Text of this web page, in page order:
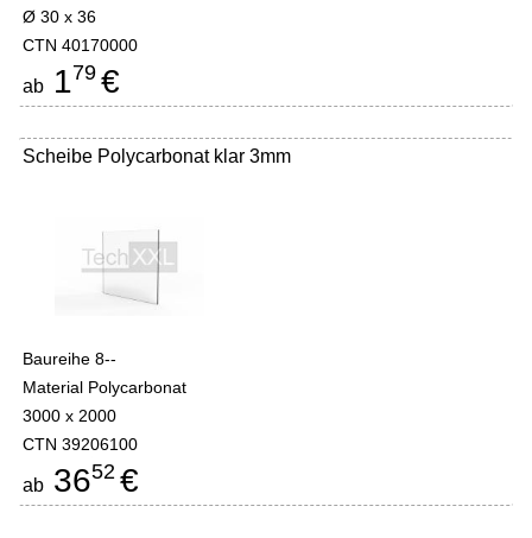
Ø 30 x 36
CTN 40170000
ab 179 €
Scheibe Polycarbonat klar 3mm
Baureihe 8--
Material Polycarbonat
3000 x 2000
CTN 39206100
ab 3652 €